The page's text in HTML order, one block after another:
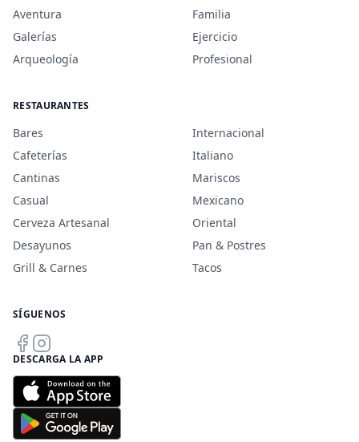
Aventura
Galerías
Arqueología
Familia
Ejercicio
Profesional
RESTAURANTES
Bares
Cafeterías
Cantinas
Casual
Cerveza Artesanal
Desayunos
Grill & Carnes
Internacional
Italiano
Mariscos
Mexicano
Oriental
Pan & Postres
Tacos
SÍGUENOS
DESCARGA LA APP